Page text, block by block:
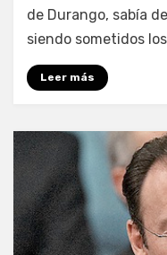
de Durango, sabía
siendo sometidos
Leer más